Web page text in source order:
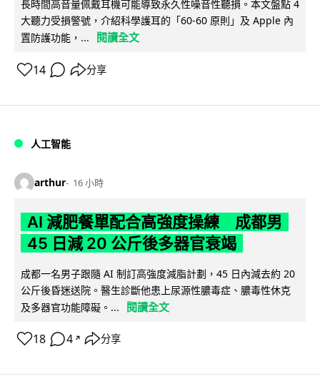
長時間高音量佩戴耳機可能導致永久性噪音性聽損。本文盤點 4
大聽力受損警號，介紹科學護耳的「60-60 原則」及 Apple 內
置防護功能，...
閱讀全文
14 分享
人工智能
arthur 16 小時
AI 減肥餐單配合高強度操練 成都男
45 日減 20 公斤後多器官衰竭
成都一名男子跟隨 AI 制訂高強度減脂計劃，45 日內減去約 20
公斤後昏迷送院。醫生診斷他患上尿源性膿毒症、膿毒性休克
及多器官功能障礙。...
閱讀全文
18 4 ↗ 分享